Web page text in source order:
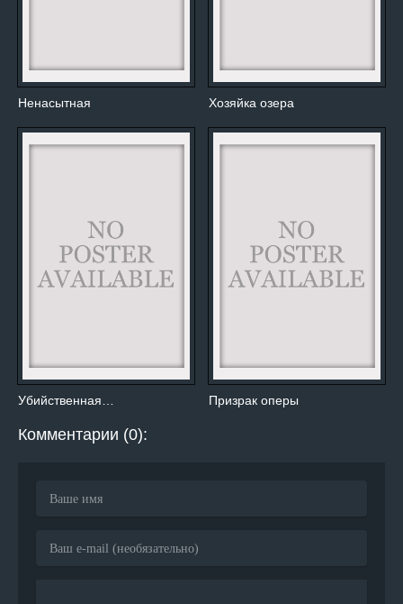
Ненасытная Хозяйка озера
Убийственная… Призрак оперы
Комментарии (0):